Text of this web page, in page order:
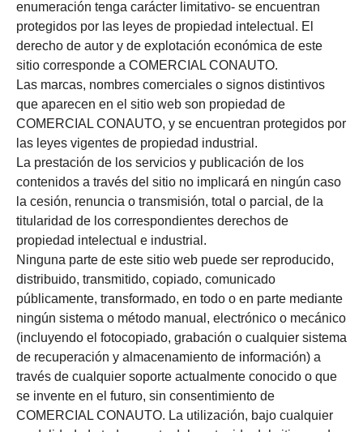
enumeración tenga carácter limitativo- se encuentran
protegidos por las leyes de propiedad intelectual. El
derecho de autor y de explotación económica de este
sitio corresponde a COMERCIAL CONAUTO.
Las marcas, nombres comerciales o signos distintivos
que aparecen en el sitio web son propiedad de
COMERCIAL CONAUTO, y se encuentran protegidos por
las leyes vigentes de propiedad industrial.
La prestación de los servicios y publicación de los
contenidos a través del sitio no implicará en ningún caso
la cesión, renuncia o transmisión, total o parcial, de la
titularidad de los correspondientes derechos de
propiedad intelectual e industrial.
Ninguna parte de este sitio web puede ser reproducido,
distribuido, transmitido, copiado, comunicado
públicamente, transformado, en todo o en parte mediante
ningún sistema o método manual, electrónico o mecánico
(incluyendo el fotocopiado, grabación o cualquier sistema
de recuperación y almacenamiento de información) a
través de cualquier soporte actualmente conocido o que
se invente en el futuro, sin consentimiento de
COMERCIAL CONAUTO. La utilización, bajo cualquier